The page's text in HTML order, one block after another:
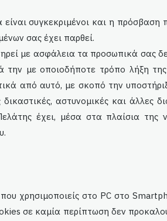
συγκεκριμένοι και η πρόσβαση
σας έχει παρθεί.
με ασφάλεια τα προσωπικά σας
την με οποιοδήποτε τρόπο λήξη
από αυτό, με σκοπό την
αστυνομικές και άλλες
έχει, μέσα στα πλαίσια της
χρησιμοποιείς στο PC στο
σε καμία περίπτωση δεν